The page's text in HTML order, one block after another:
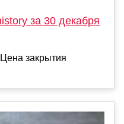
за 30 декабря
закрытия